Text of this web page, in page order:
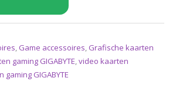
, Game accessoires, Grafische kaarten
gaming GIGABYTE,video kaarten
GIGABYTE